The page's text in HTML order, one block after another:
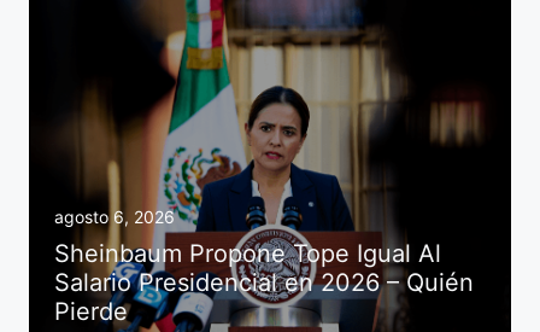
agosto 6, 2026
Sheinbaum Propone Tope Igual Al
Salario Presidencial en 2026 – Quién
Pierde